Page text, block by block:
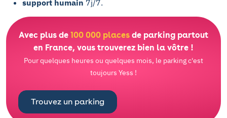
support humain 7j/7.
Avec plus de 100 000 places de parking partout
en France, vous trouverez bien la vôtre !
Pour quelques heures ou quelques mois, le parking c'est
toujours Yess !
Trouvez un parking